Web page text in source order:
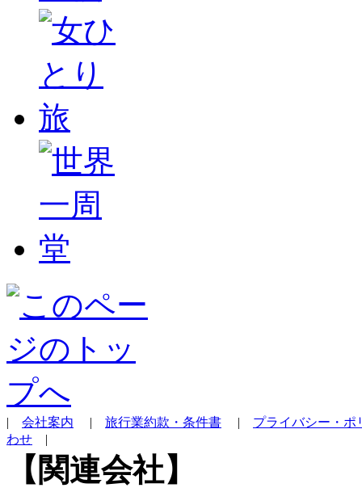
| 会社案内 | 旅行業約款・条件書 | プライバシー・ポ
わせ |
【関連会社】